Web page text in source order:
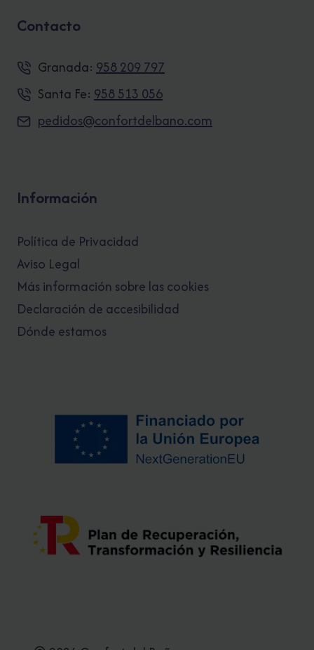
Contacto
Granada: 958 209 797
Santa Fe: 958 513 056
pedidos@confortdelbano.com
Información
Política de Privacidad
Aviso Legal
Más información sobre las cookies
Declaración de accesibilidad
Dónde estamos